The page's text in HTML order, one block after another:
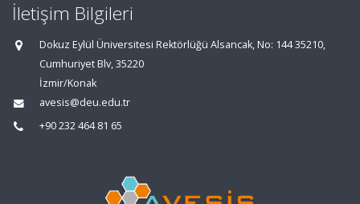
İletişim Bilgileri
Dokuz Eylül Üniversitesi Rektörlüğü Alsancak, No: 144 35210,
Cumhuriyet Blv, 35220
İzmir/Konak
avesis@deu.edu.tr
+90 232 464 81 65